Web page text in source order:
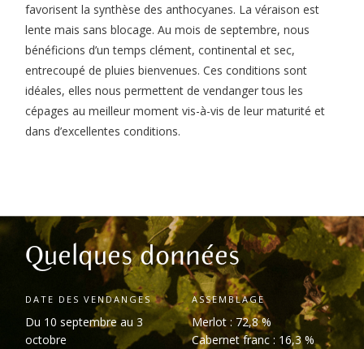
favorisent la synthèse des anthocyanes. La véraison est
lente mais sans blocage. Au mois de septembre, nous
bénéficions d’un temps clément, continental et sec,
entrecoupé de pluies bienvenues. Ces conditions sont
idéales, elles nous permettent de vendanger tous les
cépages au meilleur moment vis-à-vis de leur maturité et
dans d’excellentes conditions.
Quelques données
DATE DES VENDANGES
Du 10 septembre au 3
octobre
ASSEMBLAGE
Merlot : 72,8 %
Cabernet franc : 16,3 %